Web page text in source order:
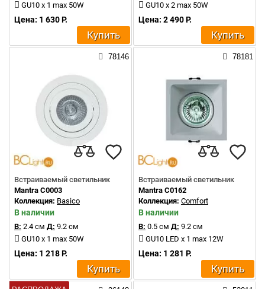
GU10 x 1 max 50W
Цена: 1 630 Р.
Купить
GU10 x 2 max 50W
Цена: 2 490 Р.
Купить
78146
Встраиваемый светильник
Mantra C0003
Коллекция: Basico
В наличии
В: 2.4 см Д: 9.2 см
GU10 x 1 max 50W
Цена: 1 218 Р.
Купить
78181
Встраиваемый светильник
Mantra C0162
Коллекция: Comfort
В наличии
В: 0.5 см Д: 9.2 см
GU10 LED x 1 max 12W
Цена: 1 281 Р.
Купить